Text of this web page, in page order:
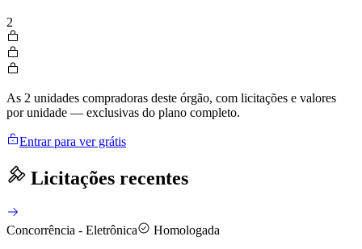
2
As 2 unidades compradoras deste órgão, com licitações e valores
por unidade — exclusivas do plano completo.
Entrar para ver grátis
Licitações recentes
Concorrência - Eletrônica
Homologada